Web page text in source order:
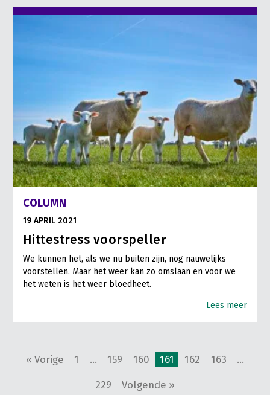
COLUMN
19 APRIL 2021
Hittestress voorspeller
We kunnen het, als we nu buiten zijn, nog nauwelijks
voorstellen. Maar het weer kan zo omslaan en voor we
het weten is het weer bloedheet.
Lees meer
« Vorige 1 … 159 160 161 162 163 …
229 Volgende »